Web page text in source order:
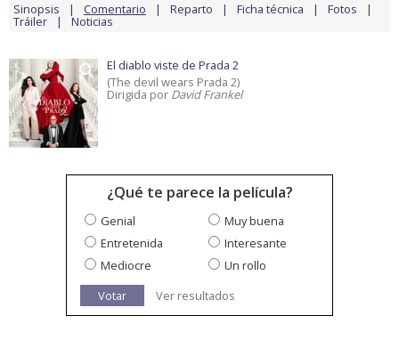
Sinopsis Comentario Reparto Ficha técnica Fotos
Tráiler Noticias
El diablo viste de Prada 2
(The devil wears Prada 2)
Dirigida por David Frankel
¿Qué te parece la película?
Genial
Muy buena
Entretenida
Interesante
Mediocre
Un rollo
Votar
Ver resultados